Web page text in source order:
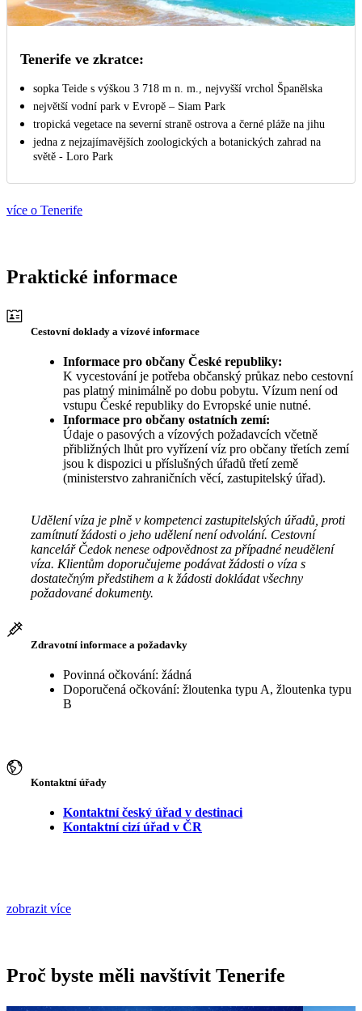
Tenerife ve zkratce:
sopka Teide s výškou 3 718 m n. m., nejvyšší vrchol Španělska
největší vodní park v Evropě – Siam Park
tropická vegetace na severní straně ostrova a černé pláže na jihu
jedna z nejzajímavějších zoologických a botanických zahrad na
světě - Loro Park
více o Tenerife
Praktické informace
Cestovní doklady a vízové informace
Informace pro občany České republiky:
K vycestování je potřeba občanský průkaz nebo cestovní
pas platný minimálně po dobu pobytu. Vízum není od
vstupu České republiky do Evropské unie nutné.
Informace pro občany ostatních zemí:
Údaje o pasových a vízových požadavcích včetně
přibližných lhůt pro vyřízení víz pro občany třetích zemí
jsou k dispozici u příslušných úřadů třetí země
(ministerstvo zahraničních věcí, zastupitelský úřad).
Udělení víza je plně v kompetenci zastupitelských úřadů, proti
zamítnutí žádosti o jeho udělení není odvolání. Cestovní
kancelář Čedok nenese odpovědnost za případné neudělení
víza. Klientům doporučujeme podávat žádosti o víza s
dostatečným předstihem a k žádosti dokládat všechny
požadované dokumenty.
Zdravotní informace a požadavky
Povinná očkování: žádná
Doporučená očkování: žloutenka typu A, žloutenka typu
B
Kontaktní úřady
Kontaktní český úřad v destinaci
Kontaktní cizí úřad v ČR
zobrazit více
Proč byste měli navštívit Tenerife